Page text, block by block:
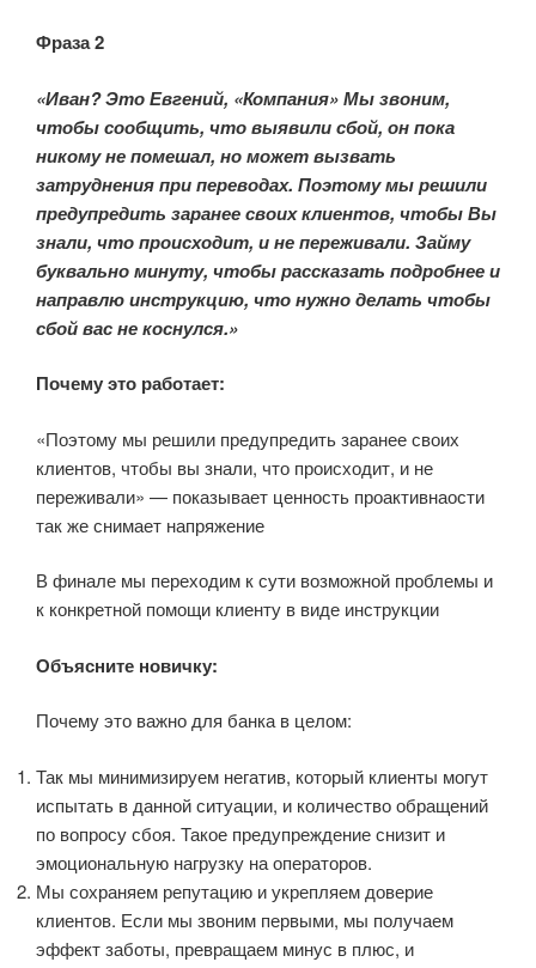
Фраза 2
«Иван? Это Евгений, «Компания» Мы звоним,
чтобы сообщить, что выявили сбой, он пока
никому не помешал, но может вызвать
затруднения при переводах. Поэтому мы решили
предупредить заранее своих клиентов, чтобы Вы
знали, что происходит, и не переживали. Займу
буквально минуту, чтобы рассказать подробнее и
направлю инструкцию, что нужно делать чтобы
сбой вас не коснулся.»
Почему это работает:
«Поэтому мы решили предупредить заранее своих
клиентов, чтобы вы знали, что происходит, и не
переживали» — показывает ценность проактивнаости
так же снимает напряжение
В финале мы переходим к сути возможной проблемы и
к конкретной помощи клиенту в виде инструкции
Объясните новичку:
Почему это важно для банка в целом:
Так мы минимизируем негатив, который клиенты могут
испытать в данной ситуации, и количество обращений
по вопросу сбоя. Такое предупреждение снизит и
эмоциональную нагрузку на операторов.
Мы сохраняем репутацию и укрепляем доверие
клиентов. Если мы звоним первыми, мы получаем
эффект заботы, превращаем минус в плюс, и